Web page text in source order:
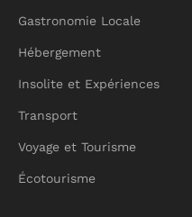
Gastronomie Locale
Hébergement
Insolite et Expériences
Transport
Voyage et Tourisme
Écotourisme